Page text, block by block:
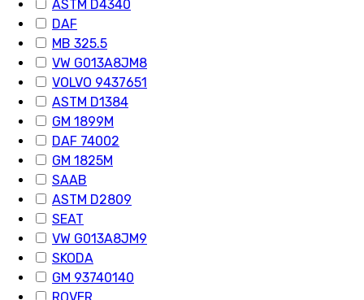
ASTM D4340
DAF
MB 325.5
VW G013A8JM8
VOLVO 9437651
ASTM D1384
GM 1899M
DAF 74002
GM 1825M
SAAB
ASTM D2809
SEAT
VW G013A8JM9
SKODA
GM 93740140